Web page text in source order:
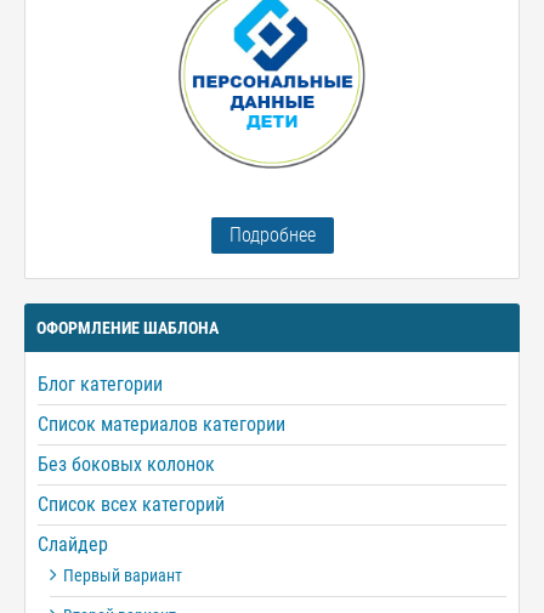
Подробнее
ОФОРМЛЕНИЕ ШАБЛОНА
Блог категории
Список материалов категории
Без боковых колонок
Список всех категорий
Слайдер
Первый вариант